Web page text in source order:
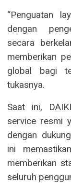
“Penguatan
dengan
secara
memberikan
global bagi
tukasnya.
Saat ini,
service resmi
dengan
ini
memberikan
seluruh